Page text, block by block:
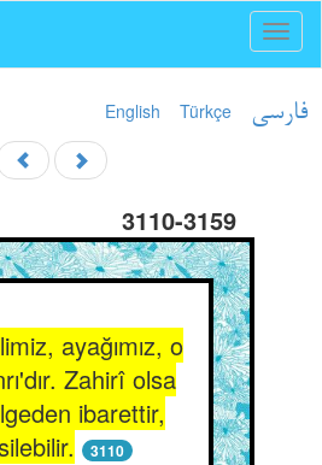
English Türkçe فارسی
3110-3159
ayağımız, o
Zahirî olsa
ibarettir,
3110